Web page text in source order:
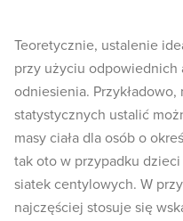
Teoretycznie, ustalenie
przy użyciu
odniesienia.
statystycznych ustalić
masy ciała dla osób o
tak oto w przypadku
siatek centylowych. W
najczęściej stosuje się